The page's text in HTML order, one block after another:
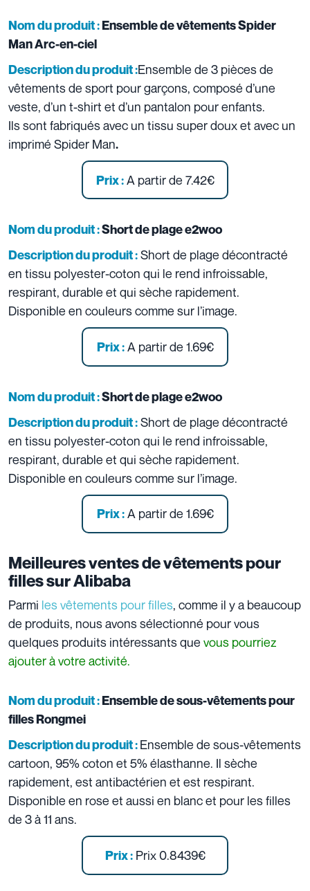
Nom du produit :Ensemble de vêtements Spider
Man Arc-en-ciel
Description du produit :Ensemble de 3 pièces de
vêtements de sport pour garçons, composé d’une
veste, d’un t-shirt et d’un pantalon pour enfants.
Ils sont fabriqués avec un tissu super doux et avec un
imprimé Spider Man.
Prix :A partir de 7.42€
Nom du produit :Short de plage e2woo
Description du produit :Short de plage décontracté
en tissu polyester-coton qui le rend infroissable,
respirant, durable et qui sèche rapidement.
Disponible en couleurs comme sur l’image.
Prix :A partir de 1.69€
Nom du produit :Short de plage e2woo
Description du produit :Short de plage décontracté
en tissu polyester-coton qui le rend infroissable,
respirant, durable et qui sèche rapidement.
Disponible en couleurs comme sur l’image.
Prix :A partir de 1.69€
Meilleures ventes de vêtements pour
filles sur Alibaba
Parmi les vêtements pour filles, comme il y a beaucoup
de produits, nous avons sélectionné pour vous
quelques produits intéressants que vous pourriez
ajouter à votre activité.
Nom du produit :Ensemble de sous-vêtements pour
filles Rongmei
Description du produit :Ensemble de sous-vêtements
cartoon, 95% coton et 5% élasthanne. Il sèche
rapidement, est antibactérien et est respirant.
Disponible en rose et aussi en blanc et pour les filles
de 3 à 11 ans.
Prix :Prix 0.8439€